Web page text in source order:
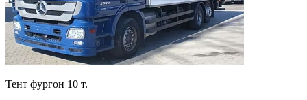
Тент фургон 10 т.